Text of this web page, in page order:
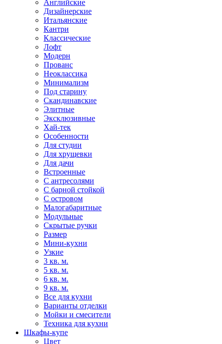
Английские
Дизайнерские
Итальянские
Кантри
Классические
Лофт
Модерн
Прованс
Неоклассика
Минимализм
Под старину
Скандинавские
Элитные
Эксклюзивные
Хай-тек
Особенности
Для студии
Для хрущевки
Для дачи
Встроенные
С антресолями
С барной стойкой
С островом
Малогабаритные
Модульные
Скрытые ручки
Размер
Мини-кухни
Узкие
3 кв. м.
5 кв. м.
6 кв. м.
9 кв. м.
Все для кухни
Варианты отделки
Мойки и смесители
Техника для кухни
Шкафы-купе
Цвет